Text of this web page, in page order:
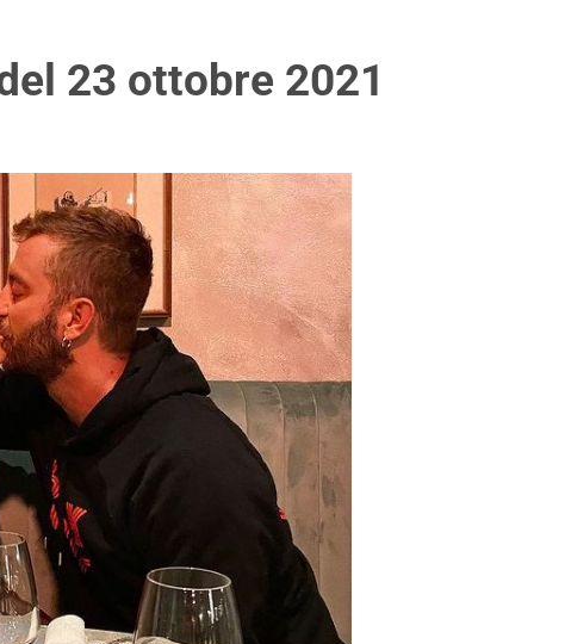
23 ottobre 2021